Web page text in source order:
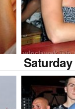
Saturday